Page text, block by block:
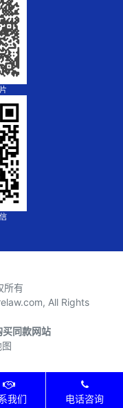
所有
All Rights
买同款网站
我们 电话咨询